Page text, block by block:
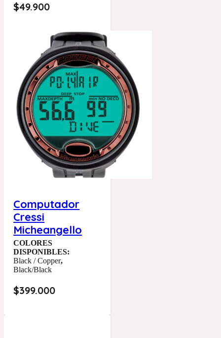
$49.900
Computador
Cressi
Micheangello
COLORES
DISPONIBLES:
Black / Copper,
Black/Black
$399.000